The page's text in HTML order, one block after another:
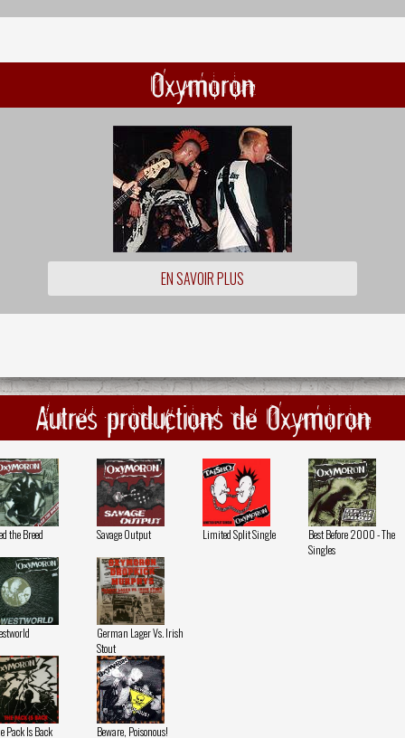
Oxymoron
EN SAVOIR PLUS
Autres productions de Oxymoron
the Breed Savage Output Limited Split Single
Best Before 2000 - The
Singles
German Lager Vs. Irish
Stout
Pack Is Back Beware, Poisonous!